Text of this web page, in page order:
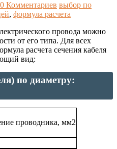
0 Комментариев выбор по
, формула расчета
провода можно
от его типа. Для всех
расчета сечения кабеля
вид:
по диаметру:
проводника, мм2